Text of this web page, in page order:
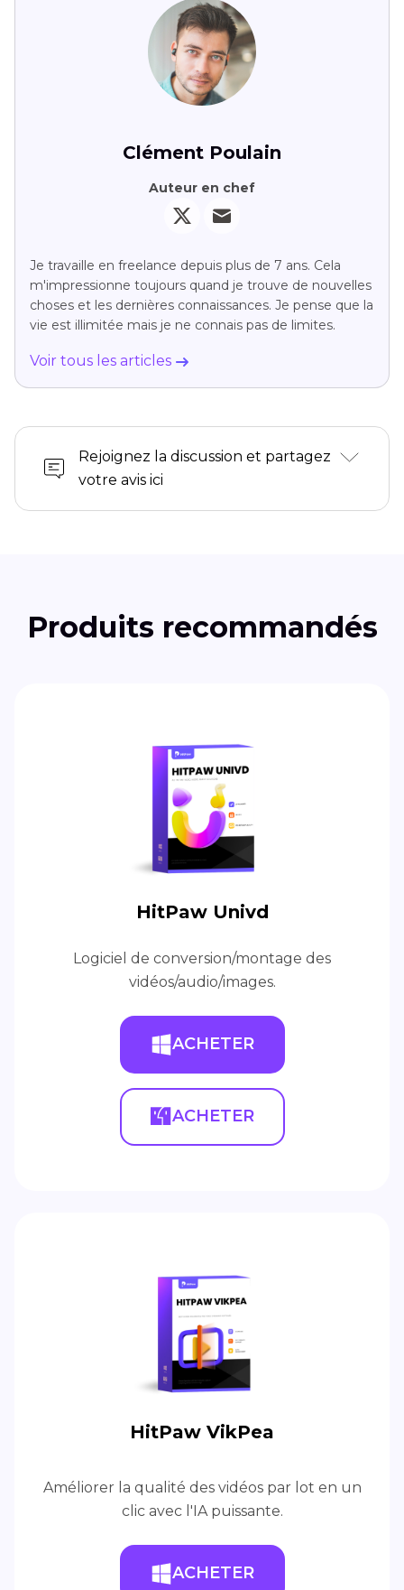
Clément Poulain
Auteur en chef
Je travaille en freelance depuis plus de 7 ans. Cela
m'impressionne toujours quand je trouve de nouvelles
choses et les dernières connaissances. Je pense que la
vie est illimitée mais je ne connais pas de limites.
Voir tous les articles
Rejoignez la discussion et partagez
votre avis ici
Produits recommandés
HitPaw Univd
Logiciel de conversion/montage des
vidéos/audio/images.
ACHETER
ACHETER
HitPaw VikPea
Améliorer la qualité des vidéos par lot en un
clic avec l'IA puissante.
ACHETER